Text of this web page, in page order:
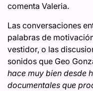
comenta Valeria.
Las conversaciones
palabras de
vestidor, o las
sonidos que Geo
hace muy bien desde
documentales que